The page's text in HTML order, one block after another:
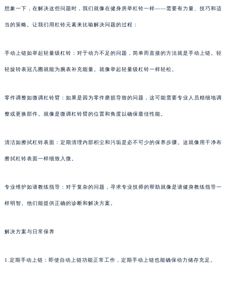
想象一下，在解决这些问题时，我们就像在健身房举杠铃一样——需要有力量、技巧和适
当的策略。让我们用杠铃元素来比喻解决问题的过程：
手动上链如举起轻量级杠铃：对于动力不足的问题，简单而直接的方法就是手动上链。轻
轻旋转表冠几圈就能为腕表补充能量。就像举起轻量级杠铃一样轻松。
零件调整如微调杠铃臂：如果是因为零件磨损导致的问题，这可能需要专业人员精细地调
整或更换部件。就像是微调杠铃臂的位置和角度以确保最佳性能。
清洁如擦拭杠铃表面：定期清理内部积尘和污垢是必不可少的保养步骤。这就像用干净布
擦拭杠铃表面一样细致入微。
专业维护如请教练指导：对于复杂的问题，寻求专业技师的帮助就像是请健身教练指导一
样明智。他们能提供正确的诊断和解决方案。
解决方案与日常保养
1.定期手动上链：即使自动上链功能正常工作，定期手动上链也能确保动力储存充足。